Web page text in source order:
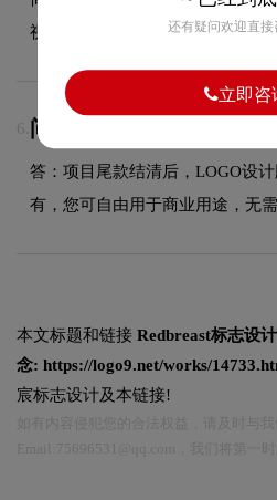
视觉辨识度。
6. 问：LOGO商用版权归属
答：项目尾款结清后，LOGO设
有，您可自由用于商业用途，无
本文标题和链接 Redbreast标志设
念: https://logo9.net/works/
宸标志设计及本链接!
还有疑问欢迎直接
立即咨